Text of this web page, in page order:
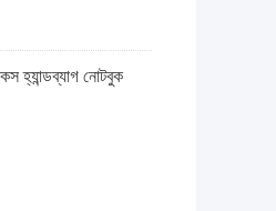
হ্যান্ডব্যাগ নোটবুক